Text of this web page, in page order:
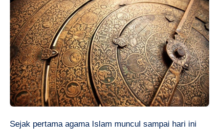
Sejak pertama agama Islam muncul sampai hari ini